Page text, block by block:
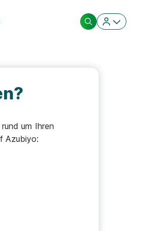
um Ihren
Azubiyo: